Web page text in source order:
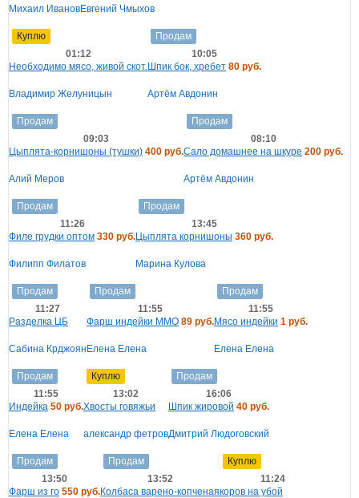
Михаил ИвановЕвгений Чмыхов
Куплю
01:12
Необходимо мясо, живой скот.
Владимир Желуницын
Продам
10:05
Шпик бок, хребет 80 руб.
Артём Авдонин
Продам
09:03
Цыплята-корнишоны (тушки) 400 руб.
Алий Меров
Продам
08:10
Сало домашнее на шкуре 200 руб.
Артём Авдонин
Продам
11:26
Филе грудки оптом 330 руб.
Филипп Филатов
Продам
13:45
Цыплята корнишоны 360 руб.
Марина Кулова
Продам
11:27
Разделка ЦБ
Сабина Крджоян
Продам
11:55
Фарш индейки ММО 89 руб.
Елена Елена
Продам
11:55
Мясо индейки 1 руб.
Елена Елена
Продам
11:55
Индейка 50 руб.
Елена Елена
Куплю
13:02
Хвосты говяжьи
александр фетров
Продам
16:06
Шпик жировой 40 руб.
Дмитрий Людоговский
Продам
13:50
Фарш из го 550 руб.
Продам
13:52
Колбаса варено-копченая
Куплю
11:24
коров на убой